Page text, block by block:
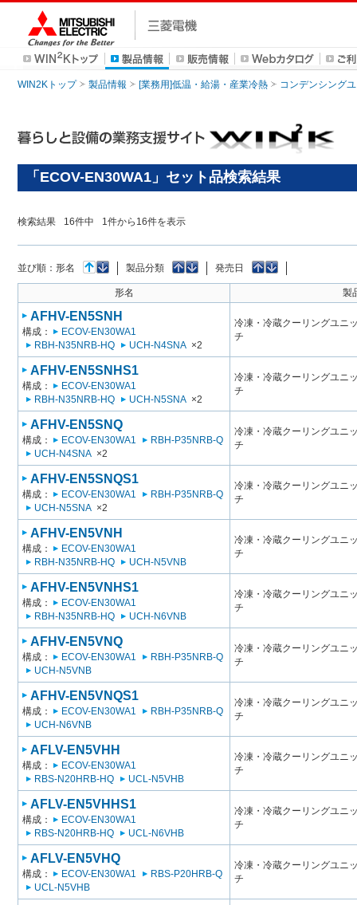
WIN2Kトップ 製品情報 [業務用]低温・給湯・産業冷熱 コンデンシング
「ECOV-EN30WA1」セット品検索結果
検索結果 16件中 1件から 16件を表示
並び順： 形名 製品分類 発売日
形名 製
AFHV-EN5SNH
構成：
ECOV-EN30WA1
RBH-N35NRB-HQ
UCH-N4SNA ×2
冷凍・冷蔵クーリングユニ
チ
AFHV-EN5SNHS1
構成：
ECOV-EN30WA1
RBH-N35NRB-HQ
UCH-N5SNA ×2
冷凍・冷蔵クーリングユニ
チ
AFHV-EN5SNQ
構成： ECOV-EN30WA1
RBH-P35NRB-Q
UCH-N4SNA ×2
冷凍・冷蔵クーリングユニ
チ
AFHV-EN5SNQS1
構成： ECOV-EN30WA1
RBH-P35NRB-Q
UCH-N5SNA ×2
冷凍・冷蔵クーリングユニ
チ
AFHV-EN5VNH
構成：
ECOV-EN30WA1
RBH-N35NRB-HQ
UCH-N5VNB
冷凍・冷蔵クーリングユニ
チ
AFHV-EN5VNHS1
構成：
ECOV-EN30WA1
RBH-N35NRB-HQ
UCH-N6VNB
冷凍・冷蔵クーリングユニ
チ
AFHV-EN5VNQ
構成： ECOV-EN30WA1
RBH-P35NRB-Q
UCH-N5VNB
冷凍・冷蔵クーリングユニ
チ
AFHV-EN5VNQS1
構成： ECOV-EN30WA1
RBH-P35NRB-Q
UCH-N6VNB
冷凍・冷蔵クーリングユニ
チ
AFLV-EN5VHH
構成：
ECOV-EN30WA1
RBS-N20HRB-HQ
UCL-N5VHB
冷凍・冷蔵クーリングユニ
チ
AFLV-EN5VHHS1
構成：
ECOV-EN30WA1
RBS-N20HRB-HQ
UCL-N6VHB
冷凍・冷蔵クーリングユニ
チ
AFLV-EN5VHQ
構成： ECOV-EN30WA1
RBS-P20HRB-Q
UCL-N5VHB
冷凍・冷蔵クーリングユニ
チ